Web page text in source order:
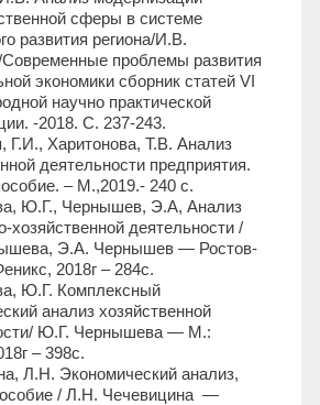
сферы в системе
развития региона/И.В.
Современные проблемы развития
экономики сборник статей VI
научно практической
-2018. С. 237-243.
Г.И., Харитонова, Т.В. Анализ
деятельности предприятия.
– М.,2019.- 240 с.
Ю.Г., Чернышев, Э.А, Анализ
хозяйственной деятельности /
Э.А. Чернышев — Ростов-
2018г – 284с.
Ю.Г. Комплексный
анализ хозяйственной
Ю.Г. Чернышева — М.:
– 398с.
Л.Н. Экономический анализ,
/ Л.Н. Чечевицина —